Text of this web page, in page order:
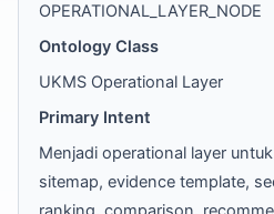
OPERATIONAL_LAYER_NODE
Ontology Class
UKMS Operational Layer
Primary Intent
Menjadi operational layer
sitemap, evidence template,